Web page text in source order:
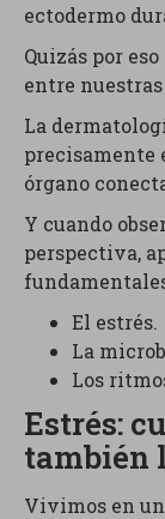
ectodermo
Quizás por
entre
La
precisamente
órgano
Y cuando
perspectiva,
El estrés.
La
Los
Estrés:
también
Vivimos en